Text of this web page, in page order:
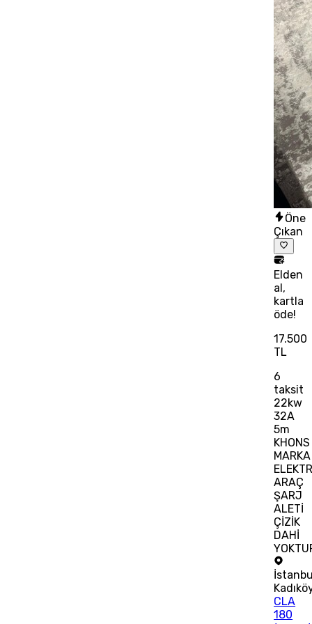
Öne
Çıkan
Elden
al,
kartla
öde!
17.500
TL
6
taksit
22kw
32A
5m
KHONS
MARKA
ARAÇ
ŞARJ
ALETİ
ÇİZİK
DAHİ
CLA
180